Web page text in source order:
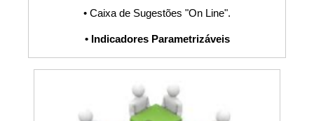
• Caixa de Sugestões "On Line".
• Indicadores Parametrizáveis
da Qualidade,
ISO9001,